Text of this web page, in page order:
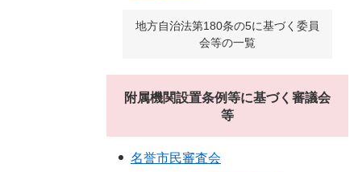
地方自治法第180条の5に基づく委員
会等の一覧
附属機関設置条例等に基づく審議会
等
名誉市民審査会